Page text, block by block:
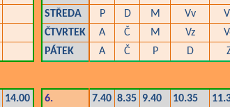
STŘEDA P D M Vv
ČTVRTEK A Č M Vz
PÁTEK A Č P D
14.00 6. 7.40 8.35 9.40 10.35